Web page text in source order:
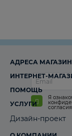
Я
АДРЕСА
ИНТЕРНЕТ-
ПОМОЩЬ
УСЛУГИ
Дизайн-проект